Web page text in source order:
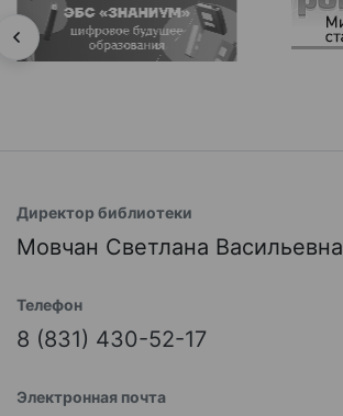
Директор библиотеки
Мовчан Светлана Васильевна
Телефон
8 (831) 430-52-17
Электронная почта